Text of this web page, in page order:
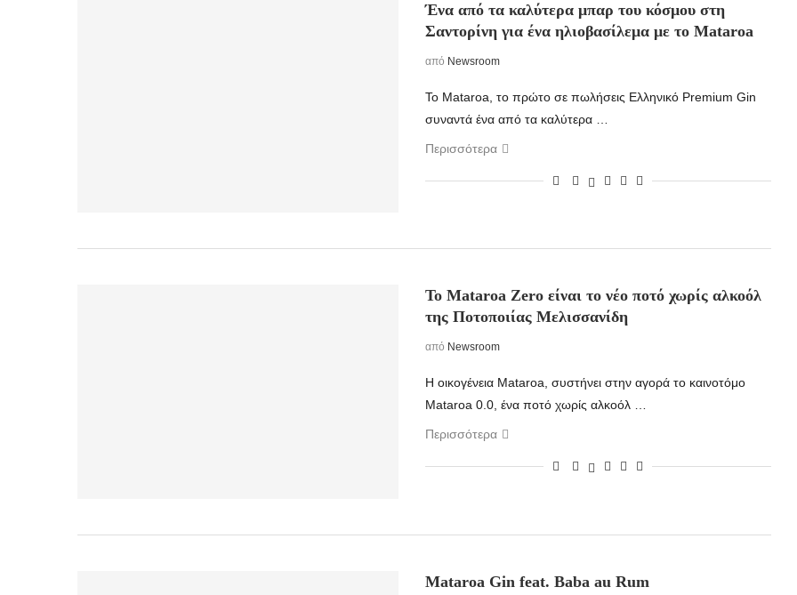
Ένα από τα καλύτερα μπαρ του κόσμου στη
Σαντορίνη για ένα ηλιοβασίλεμα με το Mataroa
από Newsroom
Το Mataroa, το πρώτο σε πωλήσεις Ελληνικό Premium Gin
συναντά ένα από τα καλύτερα …
Περισσότερα
Το Mataroa Zero είναι το νέο ποτό χωρίς αλκοόλ
της Ποτοποιίας Μελισσανίδη
από Newsroom
Η οικογένεια Mataroa, συστήνει στην αγορά το καινοτόμο
Mataroa 0.0, ένα ποτό χωρίς αλκοόλ …
Περισσότερα
Mataroa Gin feat. Baba au Rum